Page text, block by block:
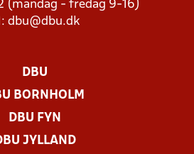
(mandag - fredag 9-16)
dbu@dbu.dk
DBU
BORNHOLM
DBU FYN
JYLLAND